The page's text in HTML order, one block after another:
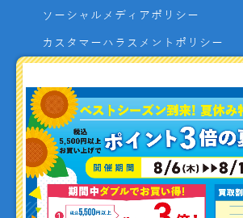
ソーシャルメディアポリシー
カスタマーハラスメントポリシー
よくあるご質問
お問い合わせ
利用者資金の保全方法